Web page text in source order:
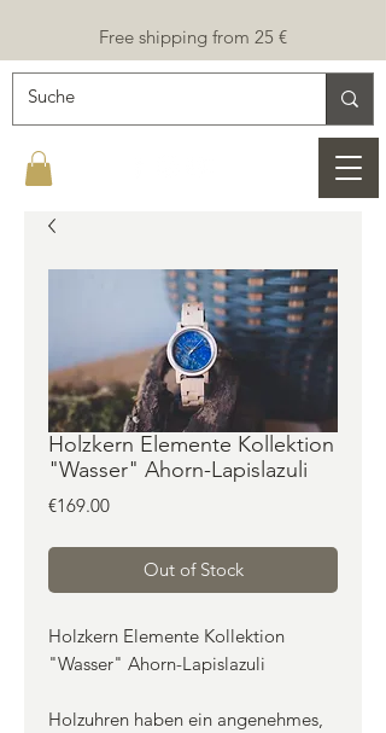
Free shipping from 25 €
Holzkern Elemente Kollektion
"Wasser" Ahorn-Lapislazuli
€169.00Price
Out of Stock
Holzkern Elemente Kollektion
"Wasser" Ahorn-Lapislazuli
Holzuhren haben ein angenehmes,